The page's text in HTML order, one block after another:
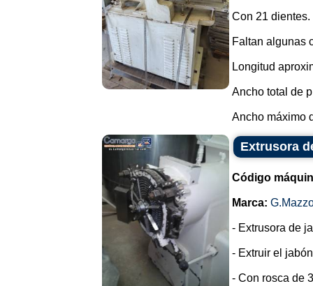
Con 21 dientes.
Faltan algunas
Longitud
Ancho total de
Ancho máximo
Extrusora
Código
Marca:
- Extrusora de
- Extruir el
- Con rosca de